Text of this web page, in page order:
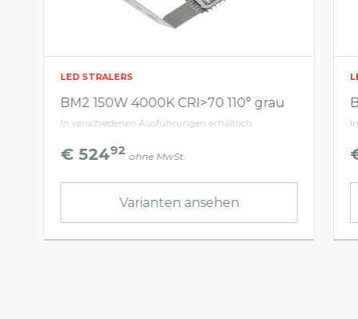
LED STRALERS
BM2 150W 4000K CRI>70 110° grau
In verschiedenen Ausführungen erhältlich
€ 52492 ohne MwSt.
Varianten ansehen